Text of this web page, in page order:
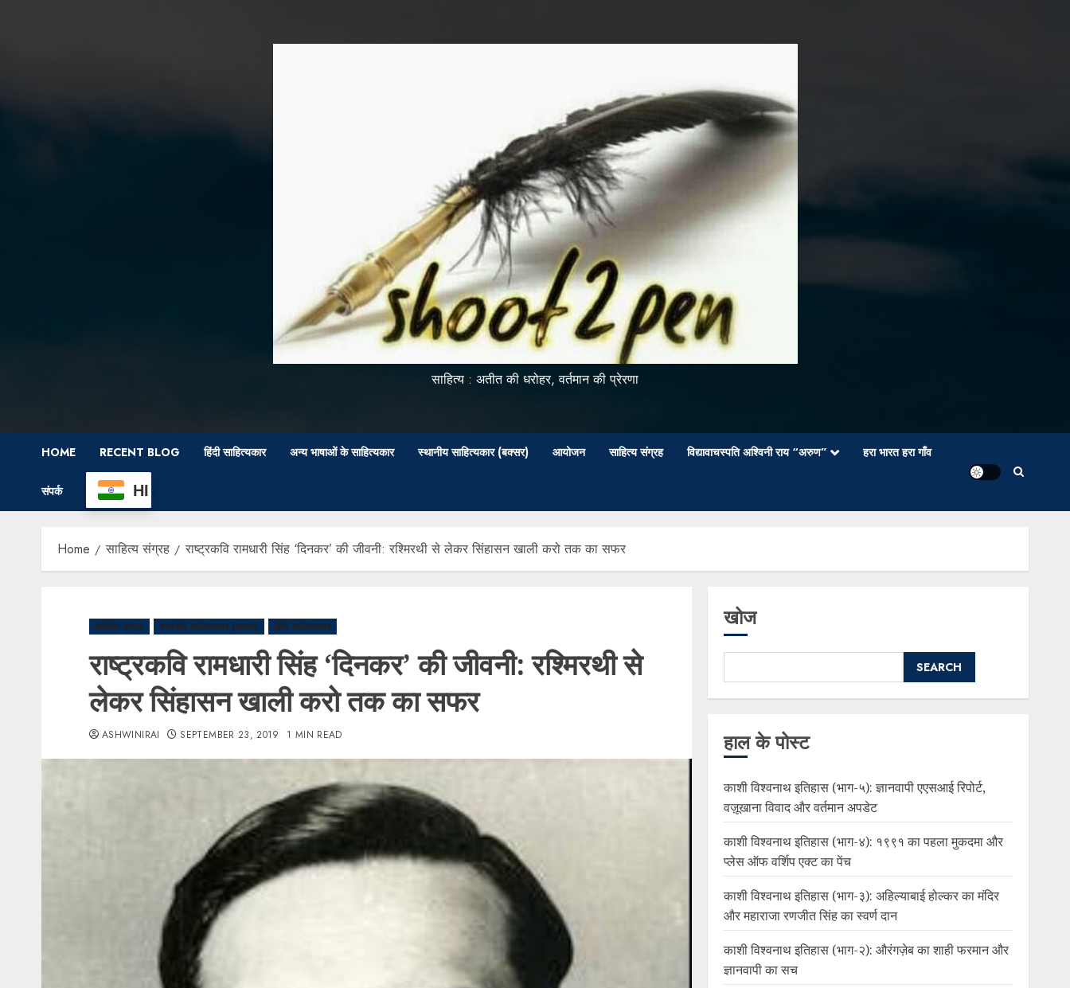
साहित्य : अतीत की धरोहर, वर्तमान की प्रेरणा
HOME RECENT BLOG हिंदी साहित्यकार अन्य भाषाओं के साहित्यकार स्थानीय साहित्यकार (बक्सर) आयोजन साहित्य संग्रह विद्यावाचस्पति अश्विनी राय “अरुण” हरा भारत हरा गाँव
संपर्क HI
Home साहित्य संग्रह राष्ट्रकवि रामधारी सिंह ‘दिनकर’ की जीवनी: रश्मिरथी से लेकर सिंहासन खाली करो तक का सफर
साहित्य संग्रह स्थानीय साहित्यकार (बक्सर) हिंदी साहित्यकार
राष्ट्रकवि रामधारी सिंह ‘दिनकर’ की जीवनी: रश्मिरथी से
लेकर सिंहासन खाली करो तक का सफर
ASHWINIRAI SEPTEMBER 23, 2019 1 MIN READ
खोज
SEARCH
हाल के पोस्ट
काशी विश्वनाथ इतिहास (भाग-५): ज्ञानवापी एएसआई रिपोर्ट,
वज़ूखाना विवाद और वर्तमान अपडेट
काशी विश्वनाथ इतिहास (भाग-४): १९९१ का पहला मुकदमा और
प्लेस ऑफ वर्शिप एक्ट का पेंच
काशी विश्वनाथ इतिहास (भाग-३): अहिल्याबाई होल्कर का मंदिर
और महाराजा रणजीत सिंह का स्वर्ण दान
काशी विश्वनाथ इतिहास (भाग-२): औरंगज़ेब का शाही फरमान और
ज्ञानवापी का सच